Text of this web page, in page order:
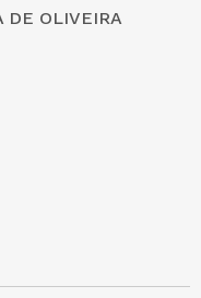
DE OLIVEIRA